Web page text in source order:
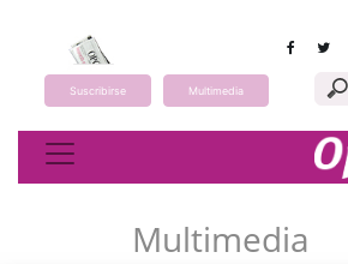
Suscribirse Multimedia
Multimedia